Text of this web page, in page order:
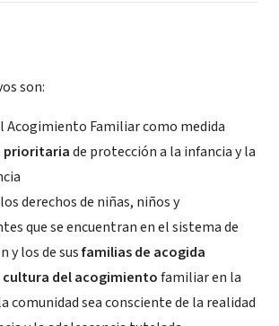
son:
Acogimiento Familiar como medida
prioritariade protección a la infancia y la
derechos de niñas, niños y
que se encuentran en el sistema de
y los de susfamilias de acogida
cultura del acogimientofamiliar en la
comunidad sea consciente de la realidad